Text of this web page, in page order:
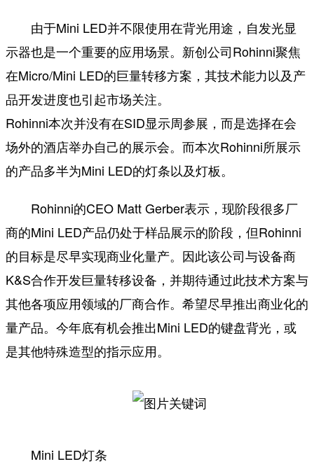
由于Mini LED并不限使用在背光用途，自发光显
示器也是一个重要的应用场景。新创公司Rohinni聚焦
在Micro/Mini LED的巨量转移方案，其技术能力以及产
品开发进度也引起市场关注。
Rohinni本次并没有在SID显示周参展，而是选择在会
场外的酒店举办自己的展示会。而本次Rohinni所展示
的产品多半为Mini LED的灯条以及灯板。
Rohinni的CEO Matt Gerber表示，现阶段很多厂
商的Mini LED产品仍处于样品展示的阶段，但Rohinni
的目标是尽早实现商业化量产。因此该公司与设备商
K&S合作开发巨量转移设备，并期待通过此技术方案与
其他各项应用领域的厂商合作。希望尽早推出商业化的
量产品。今年底有机会推出Mini LED的键盘背光，或
是其他特殊造型的指示应用。
Mini LED灯条